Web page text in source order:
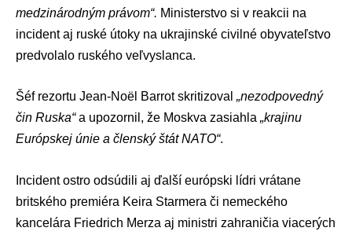
medzinárodným právom“. Ministerstvo si v reakcii na
incident aj ruské útoky na ukrajinské civilné obyvateľstvo
predvolalo ruského veľvyslanca.
Šéf rezortu Jean-Noël Barrotskritizoval „nezodpovedný
čin Ruska“a upozornil, že Moskva zasiahla „krajinu
Európskej únie a členský štát NATO“.
Incident ostro odsúdili aj ďalší európski lídri vrátane
britského premiéra Keira Starmera či nemeckého
kancelára Friedrich Merza aj ministri zahraničia viacerých